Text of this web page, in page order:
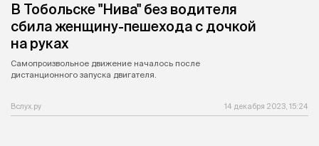
В Тобольске "Нива" без водителя
сбила женщину-пешехода с дочкой
на руках
Самопроизвольное движение началось после
дистанционного запуска двигателя.
Вслух.ру 14 декабря 2023, 15:24